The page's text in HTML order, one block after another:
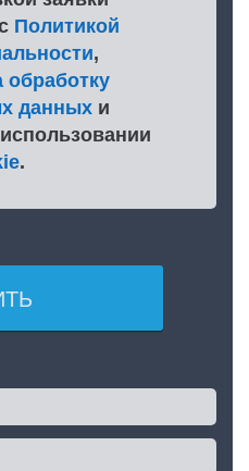
Политикой
,
обработку
данныхи
.